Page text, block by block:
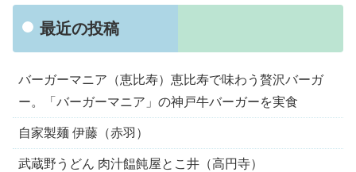
最近の投稿
バーガーマニア（恵比寿）恵比寿で味わう贅沢バーガ
ー。「バーガーマニア」の神戸牛バーガーを実食
自家製麺 伊藤（赤羽）
武蔵野うどん 肉汁饂飩屋とこ井（高円寺）